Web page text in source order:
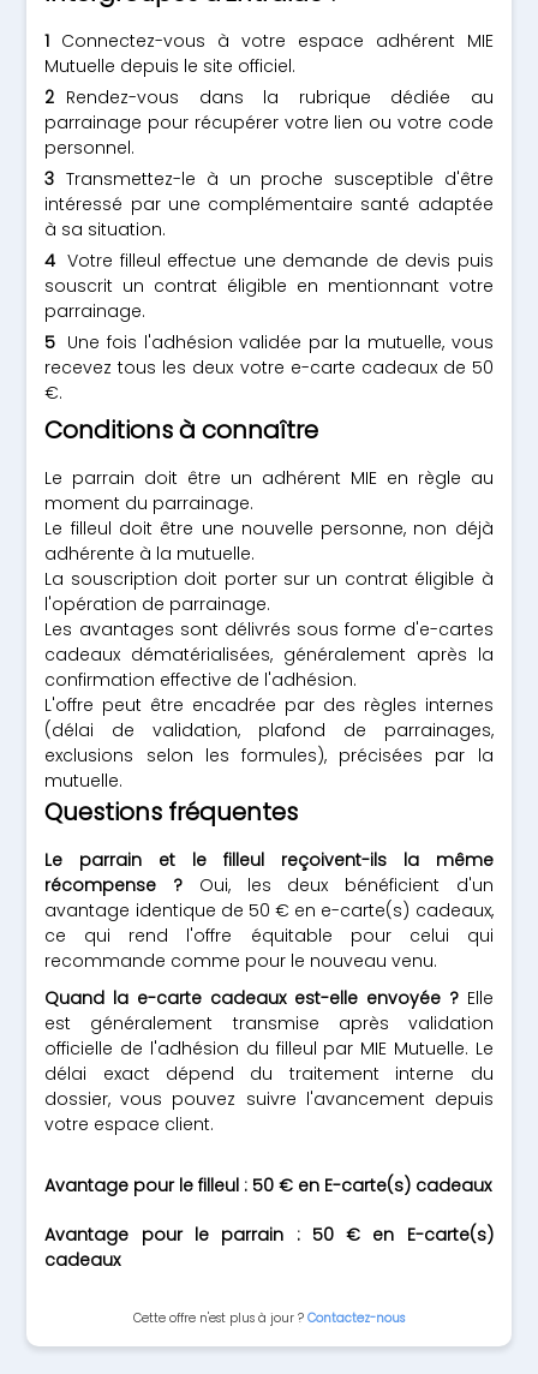
Connectez-vous à votre espace adhérent MIE
Mutuelle depuis le site officiel.
Rendez-vous dans la rubrique dédiée au
parrainage pour récupérer votre lien ou votre code
personnel.
Transmettez-le à un proche susceptible d'être
intéressé par une complémentaire santé adaptée
à sa situation.
Votre filleul effectue une demande de devis puis
souscrit un contrat éligible en mentionnant votre
parrainage.
Une fois l'adhésion validée par la mutuelle, vous
recevez tous les deux votre e-carte cadeaux de 50
€.
Conditions à connaître
Le parrain doit être un adhérent MIE en règle au
moment du parrainage.
Le filleul doit être une nouvelle personne, non déjà
adhérente à la mutuelle.
La souscription doit porter sur un contrat éligible à
l'opération de parrainage.
Les avantages sont délivrés sous forme d'e-cartes
cadeaux dématérialisées, généralement après la
confirmation effective de l'adhésion.
L'offre peut être encadrée par des règles internes
(délai de validation, plafond de parrainages,
exclusions selon les formules), précisées par la
mutuelle.
Questions fréquentes
Le parrain et le filleul reçoivent-ils la même
récompense ? Oui, les deux bénéficient d'un
avantage identique de 50 € en e-carte(s) cadeaux,
ce qui rend l'offre équitable pour celui qui
recommande comme pour le nouveau venu.
Quand la e-carte cadeaux est-elle envoyée ?Elle
est généralement transmise après validation
officielle de l'adhésion du filleul par MIE Mutuelle. Le
délai exact dépend du traitement interne du
dossier, vous pouvez suivre l'avancement depuis
votre espace client.
Avantage pour le filleul : 50 € en E-carte(s) cadeaux
Avantage pour le parrain : 50 € en E-carte(s)
cadeaux
Cette offre n'est plus à jour ? Contactez-nous